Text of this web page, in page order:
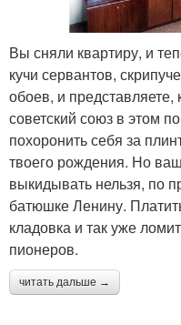
Вы сняли квартиру, и
кучи сервантов,
обоев, и представляете,
советский союз в этом
похоронить себя за
твоего рождения. Но
выкидывать нельзя, по
батюшке Ленину.
кладовка и так уже
пионеров.
читать дальше →